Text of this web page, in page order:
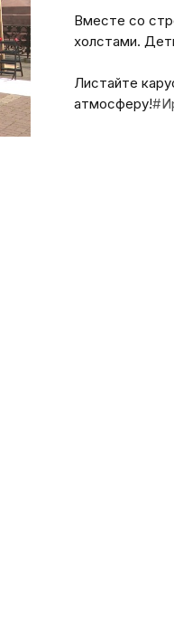
Вместе со
холстами.
Листайте
атмосферу!